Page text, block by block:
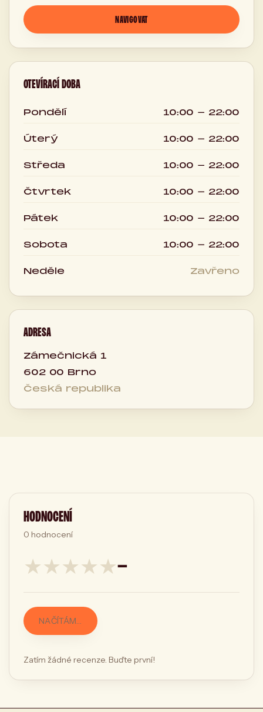
NAVIGOVAT
OTEVÍRACÍ DOBA
Pondělí 10:00 - 22:00
Úterý 10:00 - 22:00
Středa 10:00 - 22:00
Čtvrtek 10:00 - 22:00
Pátek 10:00 - 22:00
Sobota 10:00 - 22:00
Neděle Zavřeno
ADRESA
Zámečnická 1
602 00 Brno
Česká republika
HODNOCENÍ
0 hodnocení
★★★★★—
NAČÍTÁM…
Zatím žádné recenze. Buďte první!